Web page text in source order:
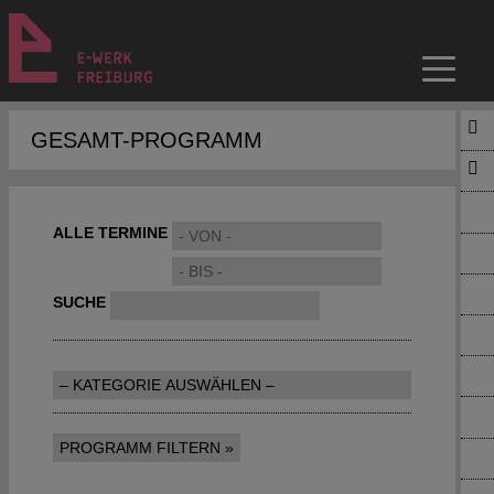
GESAMT-PROGRAMM
ALLE TERMINE
SUCHE
PROGRAMM FILTERN »